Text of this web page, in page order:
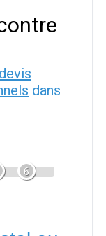
dans
6